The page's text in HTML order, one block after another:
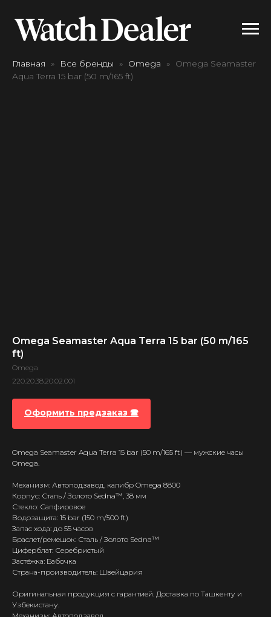
Главная Все бренды Omega
Omega Seamaster
Aqua Terra 15 bar (50 m/165 ft)
Omega Seamaster Aqua Terra 15 bar (50 m/165
ft)
Omega
220.20.38.20.02.001
Оформить предзаказ 🕿
Omega Seamaster Aqua Terra 15 bar (50 m/165 ft) — мужские часы
Omega.
Механизм: Автоподзавод, калибр Omega 8800
Корпус: Сталь / Золото Sedna™, 38 мм
Стекло: Сапфировое
Водозащита: 15 bar (150 m/500 ft)
Запас хода: до 55 часов
Браслет/ремешок: Сталь / Золото Sedna™
Циферблат: Серебристый
Застёжка: Бабочка
Страна-производитель: Швейцария
Оригинальная продукция с гарантией. Доставка по Ташкенту и
Узбекистану.